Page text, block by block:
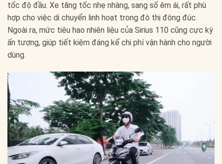
tốc độ đầu. Xe tăng tốc nhẹ nhàng, sang số êm ái, rất phù
hợp cho việc di chuyển linh hoạt trong đô thị đông đúc.
Ngoài ra, mức tiêu hao nhiên liệu của Sirius 110 cũng cực kỳ
ấn tượng, giúp tiết kiệm đáng kể chi phí vận hành cho người
dùng.